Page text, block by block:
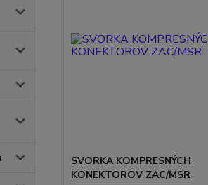
SVORKA KOMPRESNÝCH
KONEKTOROV ZAC/MSR